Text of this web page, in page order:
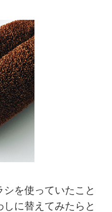
シを使っていたこと
に替えてみたらと